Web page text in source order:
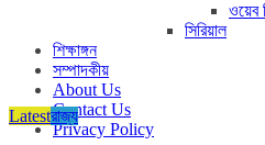
ওয়েব
সিরিয়াল
শিক্ষাঙ্গন
সম্পাদকীয়
About Us
Contact Us
Privacy Policy
Latestরাজ্য​